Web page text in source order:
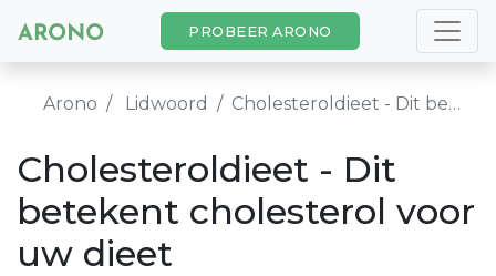
PROBEER ARONO
Arono Lidwoord Cholesteroldieet - Dit betekent cholesterol voor uw dieet
Cholesteroldieet - Dit
betekent cholesterol voor
uw dieet